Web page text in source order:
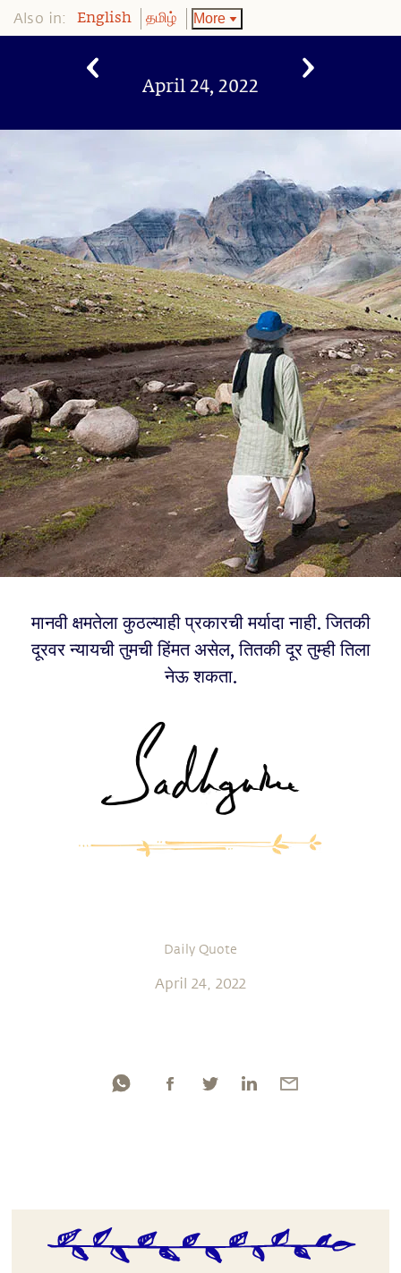
Also in: English தமிழ் More
April 24, 2022
मानवी क्षमतेला कुठल्याही प्रकारची मर्यादा नाही. जितकी
दूरवर न्यायची तुमची हिंमत असेल, तितकी दूर तुम्ही तिला
नेऊ शकता.
Daily Quote
April 24, 2022